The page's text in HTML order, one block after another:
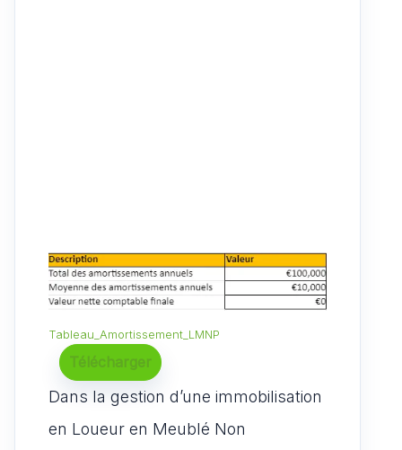
Tableau_Amortissement_LMNP
Télécharger
Dans la gestion d’une immobilisation
en Loueur en Meublé Non